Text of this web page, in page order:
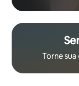
Torne